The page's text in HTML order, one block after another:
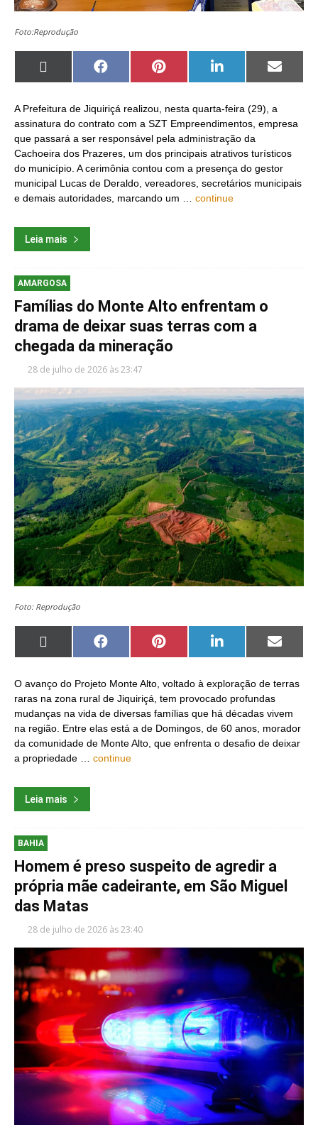
Foto:Reprodução
Share
X
Share
Facebook
Share
on
Pinterest
Share
LinkedIn
Share
Email
A Prefeitura de Jiquiriçá realizou, nesta quarta-feira (29), a
assinatura do contrato com a SZT Empreendimentos, empresa
que passará a ser responsável pela administração da
Cachoeira dos Prazeres, um dos principais atrativos turísticos
do município. A cerimônia contou com a presença do gestor
municipal Lucas de Deraldo, vereadores, secretários municipais
e demais autoridades, marcando um … continue
Leia mais
AMARGOSA
Famílias do Monte Alto enfrentam o
drama de deixar suas terras com a
chegada da mineração
28 de julho de 2026 às 23:47
Foto: Reprodução
Share
X
Share
Facebook
Share
on
Pinterest
Share
LinkedIn
Share
Email
O avanço do Projeto Monte Alto, voltado à exploração de terras
raras na zona rural de Jiquiriçá, tem provocado profundas
mudanças na vida de diversas famílias que há décadas vivem
na região. Entre elas está a de Domingos, de 60 anos, morador
da comunidade de Monte Alto, que enfrenta o desafio de deixar
a propriedade … continue
Leia mais
BAHIA
Homem é preso suspeito de agredir a
própria mãe cadeirante, em São Miguel
das Matas
28 de julho de 2026 às 23:40